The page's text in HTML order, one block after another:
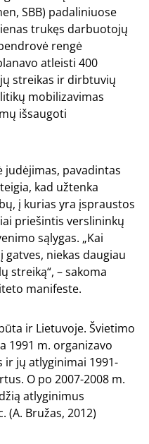
SBB) padaliniuose
trukęs darbuotojų
rengė
atleisti 400
streikas ir dirbtuvių
mobilizavimas
išsaugoti
judėjimas, pavadintas
kad užtenka
į kurias yra įspraustos
priešintis verslininkų
sąlygas. „Kai
niekas daugiau
streiką“, – sakoma
manifeste.
ir Lietuvoje. Švietimo
1991 m. organizavo
jų atlyginimai 1991-
O po 2007-2008 m.
atlyginimus
(A. Bružas, 2012)